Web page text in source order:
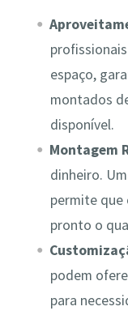
espaço,
montados
disponível.
Montagem
dinheiro.
permite que
pronto o
podem
para